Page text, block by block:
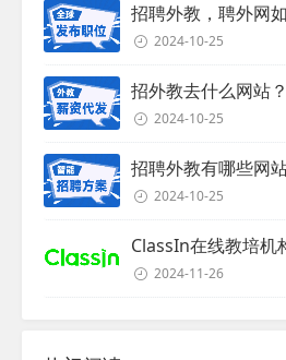
2024-10-25
2024-10-25
2024-10-25
2024-11-26